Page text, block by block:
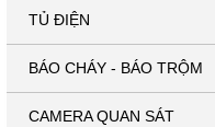
TỦ ĐIỆN
BÁO CHÁY - BÁO TRỘM
CAMERA QUAN SÁT